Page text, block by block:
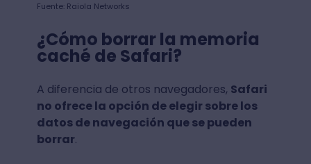
Fuente: Raiola Networks
¿Cómo borrar la memoria
caché de Safari?
A diferencia de otros navegadores, Safari
no ofrece la opción de elegir sobre los
datos de navegación que se pueden
borrar.